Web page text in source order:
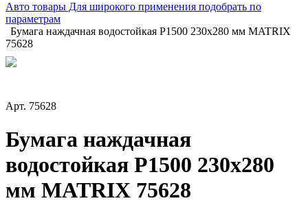
Авто товары Для широкого применения подобрать по
параметрам
Бумага наждачная водостойкая P1500 230x280 мм MATRIX
75628
Арт. 75628
Бумага наждачная
водостойкая P1500 230x280
мм MATRIX 75628